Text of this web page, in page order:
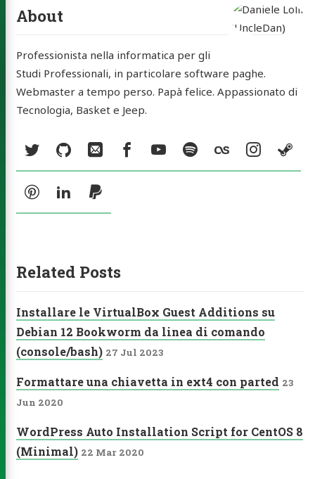
About
Professionista nella informatica per gli
Studi Professionali, in particolare software paghe.
Webmaster a tempo perso. Papà felice. Appassionato di
Tecnologia, Basket e Jeep.
TwitterGitHubEmail Facebook
YouTube
SpotifyLast.fm
Pinterest
LinkedIn
PayPal
Related Posts
Installare le VirtualBox Guest Additions su
Debian 12 Bookworm da linea di comando
(console/bash) 27 Jul 2023
Formattare una chiavetta in ext4 con parted 23
Jun 2020
WordPress Auto Installation Script for CentOS 8
(Minimal) 22 Mar 2020
MP3
Music
Facebook
YouTube
Spotify
Pinterest
LinkedIn
PayPal